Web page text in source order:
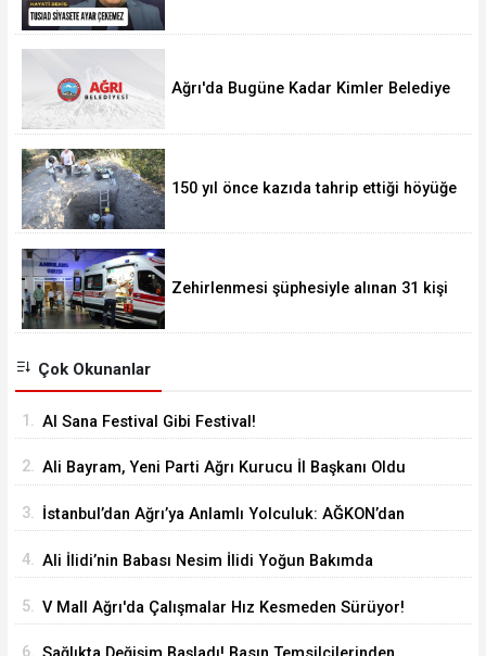
Ağrı'da Bugüne Kadar Kimler Belediye
150 yıl önce kazıda tahrip ettiği höyüğe
Zehirlenmesi şüphesiyle alınan 31 kişi
Çok Okunanlar
1. Al Sana Festival Gibi Festival!
2. Ali Bayram, Yeni Parti Ağrı Kurucu İl Başkanı Oldu
3. İstanbul’dan Ağrı’ya Anlamlı Yolculuk: AĞKON’dan
4. Ali İlidi’nin Babası Nesim İlidi Yoğun Bakımda
5. V Mall Ağrı'da Çalışmalar Hız Kesmeden Sürüyor!